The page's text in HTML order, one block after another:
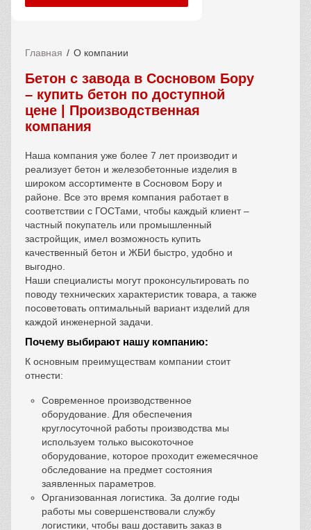
Главная О компании
Бетон с завода в Сосновом Бору
– купить бетон по доступной
цене | Производственная
компания
Наша компания уже более 7 лет производит и
реализует бетон и железобетонные изделия в
широком ассортименте в Сосновом Бору и
районе. Все это время компания работает в
соответствии с ГОСТами, чтобы каждый клиент –
частный покупатель или промышленный
застройщик, имел возможность купить
качественный бетон и ЖБИ быстро, удобно и
выгодно.
Наши специалисты могут проконсультировать по
поводу технических характеристик товара, а также
посоветовать оптимальный вариант изделий для
каждой инженерной задачи.
Почему выбирают нашу компанию:
К основным преимуществам компании стоит
отнести:
Современное производственное
оборудование. Для обеспечения
круглосуточной работы производства мы
используем только высокоточное
оборудование, которое проходит ежемесячное
обследование на предмет состояния
заявленных параметров.
Организованная логистика. За долгие годы
работы мы совершенствовали службу
логистики, чтобы ваш доставить заказ в